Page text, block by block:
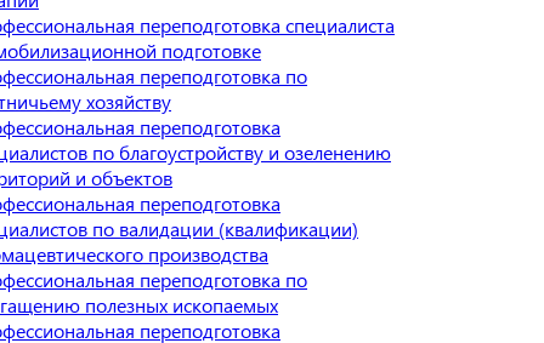
переподготовка специалиста
подготовке
переподготовка по
хозяйству
переподготовка
по благоустройству и озеленению
и объектов
переподготовка
по валидации (квалификации)
производства
переподготовка по
полезных ископаемых
переподготовка